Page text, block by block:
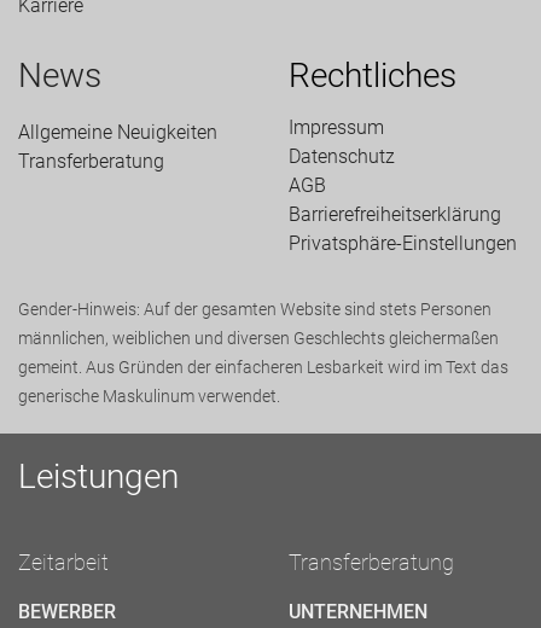
Karriere
News
Allgemeine Neuigkeiten
Transfer­beratung
Rechtliches
Impressum
Datenschutz
AGB
Barrierefreiheitserklärung
Privatsphäre-Einstellungen
Gender-Hinweis: Auf der gesamten Website sind stets Personen
männlichen, weiblichen und diversen Geschlechts gleichermaßen
gemeint. Aus Gründen der einfacheren Lesbarkeit wird im Text das
generische Maskulinum verwendet.
Leistungen
Zeitarbeit
BEWERBER
Transferberatung
UNTERNEHMEN